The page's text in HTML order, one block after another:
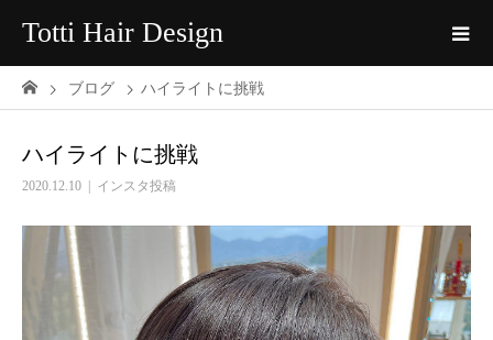
Totti Hair Design
ブログ ハイライトに挑戦
ハイライトに挑戦
2020.12.10 インスタ投稿